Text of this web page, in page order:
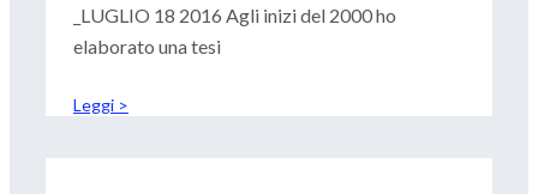
_LUGLIO 18 2016 Agli inizi del 2000 ho
elaborato una tesi
Leggi >